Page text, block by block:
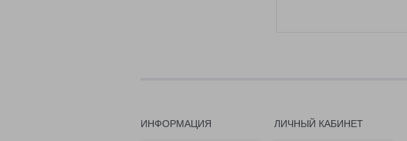
ИНФОРМАЦИЯ ЛИЧНЫЙ КАБИНЕТ